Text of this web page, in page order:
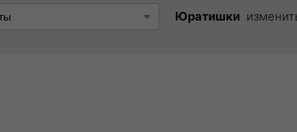
Юратишки